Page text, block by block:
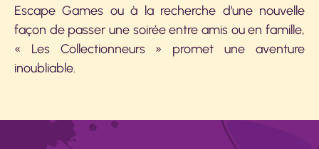
Escape Games ou à la recherche d’une nouvelle
façon de passer une soirée entre amis ou en famille,
« Les Collectionneurs » promet une aventure
inoubliable.